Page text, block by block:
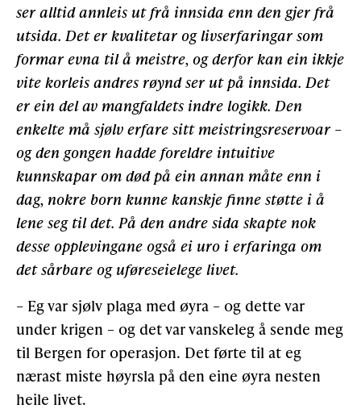
ser alltid annleis ut frå innsida enn den gjer frå
utsida. Det er kvalitetar og livserfaringar som
formar evna til å meistre, og derfor kan ein ikkje
vite korleis andres røynd ser ut på innsida. Det
er ein del av mangfaldets indre logikk. Den
enkelte må sjølv erfare sitt meistringsreservoar –
og den gongen hadde foreldre intuitive
kunnskapar om død på ein annan måte enn i
dag, nokre born kunne kanskje finne støtte i å
lene seg til det. På den andre sida skapte nok
desse opplevingane også ei uro i erfaringa om
det sårbare og uføreseielege livet.
– Eg var sjølv plaga med øyra – og dette var
under krigen – og det var vanskeleg å sende meg
til Bergen for operasjon. Det førte til at eg
nærast miste høyrsla på den eine øyra nesten
heile livet.